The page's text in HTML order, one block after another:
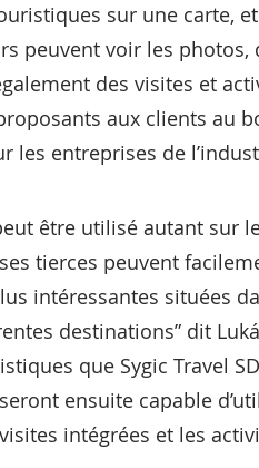
sur une carte,
peuvent voir les photos,
des visites et
aux clients au
les entreprises de
être utilisé autant sur
tierces peuvent
intéressantes situées
destinations” dit
que Sygic Travel
ensuite capable
intégrées et les